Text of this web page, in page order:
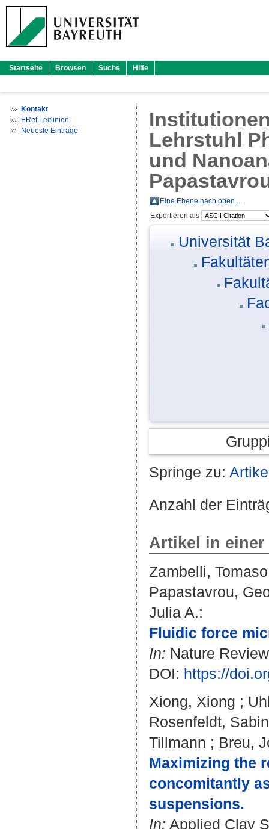
Startseite Browsen Suche Hilfe
Kontakt
ERef Leitlinien
Neueste Einträge
Lehrstuhl
und
Eine Ebene nach oben ...
Exportieren als
Universität
Springe zu:
Anzahl der
Artikel in
Zambelli, Tomaso
Papastavrou,
Julia A.:
Fluidic force
In: Nature
DOI: https://
Xiong, Xiong ;
Rosenfeldt,
Tillmann ; Breu,
Maximizing the
concomitantly
suspensions.
In: Applied Clay